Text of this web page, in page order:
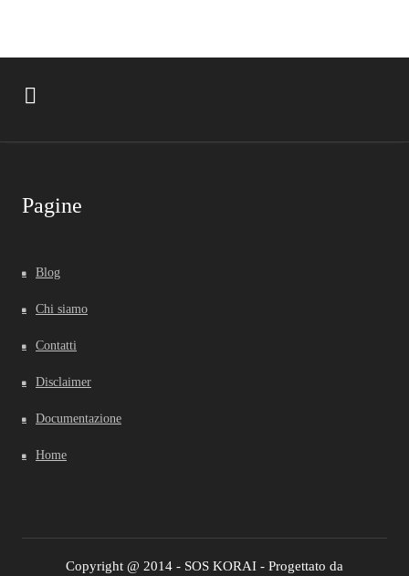
Pagine
Blog
Chi siamo
Contatti
Disclaimer
Documentazione
Home
Copyright @ 2014 - SOS KORAI - Progettato da